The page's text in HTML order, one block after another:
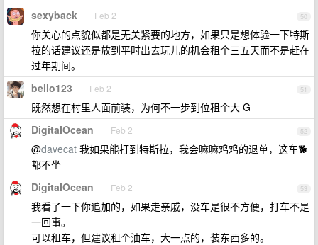
50
sexyback Feb 2
你关心的点貌似都是无关紧要的地方，如果只是想体验一下特斯
拉的话建议还是放到平时出去玩儿的机会租个三五天而不是赶在
过年期间。
51
bello123 Feb 2
既然想在村里人面前装，为何不一步到位租个大 G
52
DigitaIOcean Feb 2
@davecat 我如果能打到特斯拉，我会嘛嘛鸡鸡的退单，这车🐕
都不坐
53
DigitaIOcean Feb 2
我看了一下你追加的，如果走亲戚，没车是很不方便，打车不是
一回事。
可以租车，但建议租个油车，大一点的，装东西多的。